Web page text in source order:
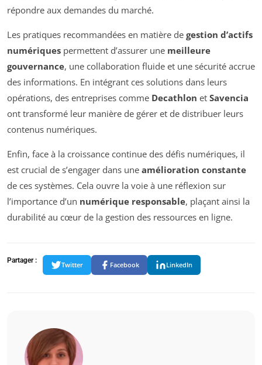
répondre aux demandes du marché.
Les pratiques recommandées en matière de gestion d’actifs
numériques permettent d’assurer une meilleure
gouvernance, une collaboration fluide et une sécurité accrue
des informations. En intégrant ces solutions dans leurs
opérations, des entreprises comme Decathlon et Savencia
ont transformé leur manière de gérer et de distribuer leurs
contenus numériques.
Enfin, face à la croissance continue des défis numériques, il
est crucial de s’engager dans une amélioration constante
de ces systèmes. Cela ouvre la voie à une réflexion sur
l’importance d’un numérique responsable, plaçant ainsi la
durabilité au cœur de la gestion des ressources en ligne.
Partager :
Twitter Facebook LinkedIn